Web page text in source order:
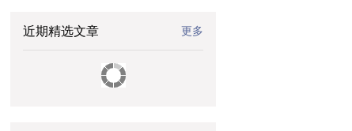
近期精选文章 更多